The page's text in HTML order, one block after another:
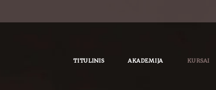
TITULINIS AKADEMIJA KURSAI